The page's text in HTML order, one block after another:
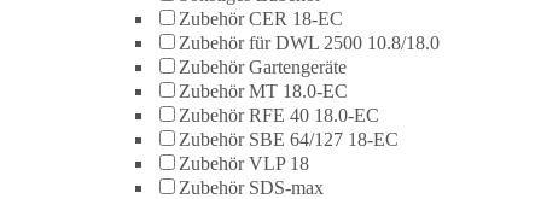
Zubehör CER 18-EC
Zubehör für DWL 2500 10.8/18.0
Zubehör Gartengeräte
Zubehör MT 18.0-EC
Zubehör RFE 40 18.0-EC
Zubehör SBE 64/127 18-EC
Zubehör VLP 18
Zubehör SDS-max